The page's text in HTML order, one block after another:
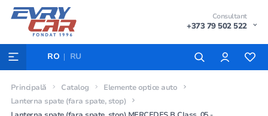
Consultant
+373 79 502 522
RO RU
Principală Catalog
Elemente optice auto
Lanterna spate (fara spate, stop)